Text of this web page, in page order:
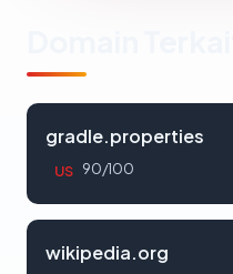
gradle.properties
US 90/100
wikipedia.org